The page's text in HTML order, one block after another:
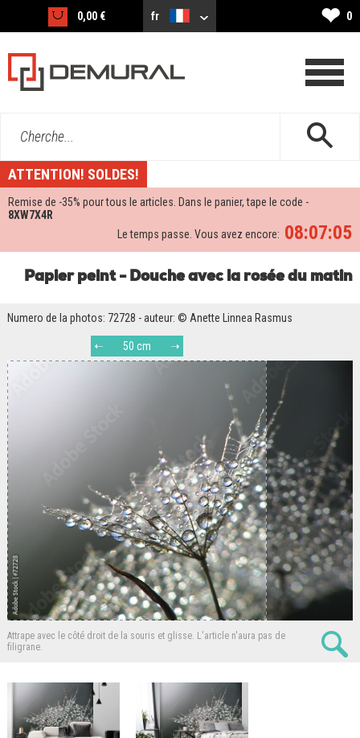
0,00 € fr ❤ 0
Cherche...
ATTENTION! SOLDES!
Remise de -35% pour tous le articles. Dans le panier, tape le code -
8XW7X4R
08:07:05
Le temps passe. Vous avez encore:
Papier peint - Douche avec la rosée du matin
Numero de la photos: 72728 - auteur: © Anette Linnea Rasmus
50 cm
Attrape avec le côté droit de la souris et glisse. L'article n'aura pas de
filigrane.